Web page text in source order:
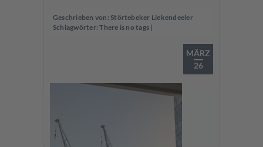
Geschrieben von: Störtebeker Liekendeeler
Schlagwörter:There is no tags |
MÄRZ
26